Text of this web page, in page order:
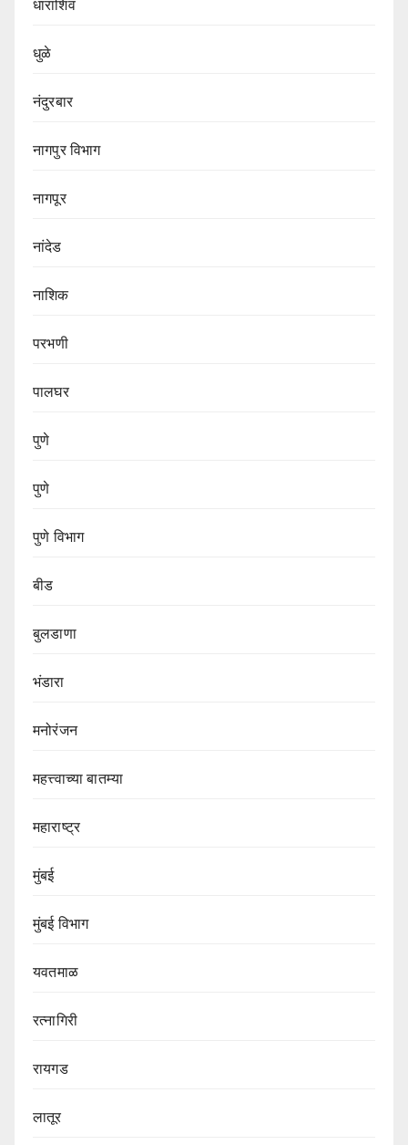
धाराशिव
धुळे
नंदुरबार
नागपुर‌ विभाग‌
नागपूर
नांदेड
नाशिक
परभणी
पालघर
पुणे
पुणे
पुणे विभाग‌
बीड
बुलडाणा
भंडारा
मनोरंजन
महत्त्वाच्या बातम्या
महाराष्ट्र
मुंबई
मुंबई विभाग‌
यवतमाळ
रत्नागिरी
रायगड
लातूर